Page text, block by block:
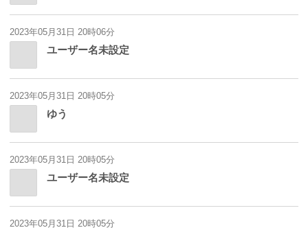
2023年05月31日 20時06分
ユーザー名未設定
2023年05月31日 20時05分
ゆう
2023年05月31日 20時05分
ユーザー名未設定
2023年05月31日 20時05分